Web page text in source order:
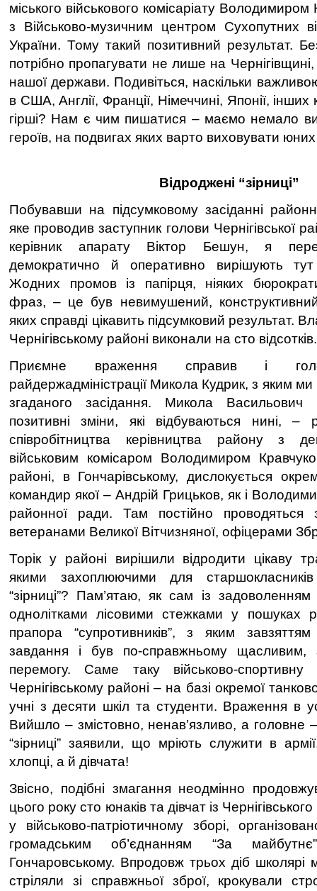
міського військового комісаріату Володимиром
з Військово-музичним центром Сухопутних
України. Тому такий позитивний результат.
потрібно пропагувати не лише на
нашої держави. Подивіться, наскільки
в США, Англії, Франції, Німеччині, Японії, інших
гірші? Нам є чим пишатися – маємо немало
героїв, на подвигах яких варто виховувати
Відроджені “зірниці”
Побувавши на підсумковому засіданні
яке проводив заступник голови Чернігівської
керівник апарату Віктор Бешун, я
демократично й оперативно вирішують
Жодних промов із папірця, ніяких
фраз, – це був невимушений, конструктивний
яких справді цікавить підсумковий результат.
Чернігівському районі виконали на сто відсотків.
Приємне враження справив і
райдержадміністрації Микола Кудрик, з яким ми
згаданого засідання. Микола
позитивні зміни, які відбуваються нині, –
співробітництва керівництва району з
військовим комісаром Володимиром
районі, в Гончарівському, дислокується
командир якої – Андрій Грицьков, як і
районної ради. Там постійно проводяться
ветеранами Великої Вітчизняної, офіцерами
Торік у районі вирішили відродити цікаву
якими захоплюючими для
“зірниці”? Пам’ятаю, як сам із
однолітками лісовими стежками у пошуках
прапора “супротивників”, з яким завзяттям
завдання і був по-справжньому щасливим,
перемогу. Саме таку військово-
Чернігівському районі – на базі окремої
учні з десяти шкіл та студенти. Враження в
Вийшло – змістовно, ненав’язливо, а головне
“зірниці” заявили, що мріють служити в
хлопці, а й дівчата!
Звісно, подібні змагання неодмінно
цього року сто юнаків та дівчат із
у військово-патріотичному зборі,
громадським об’єднанням “За
Гончаровському. Впродовж трьох діб школярі
стріляли зі справжньої зброї, крокували